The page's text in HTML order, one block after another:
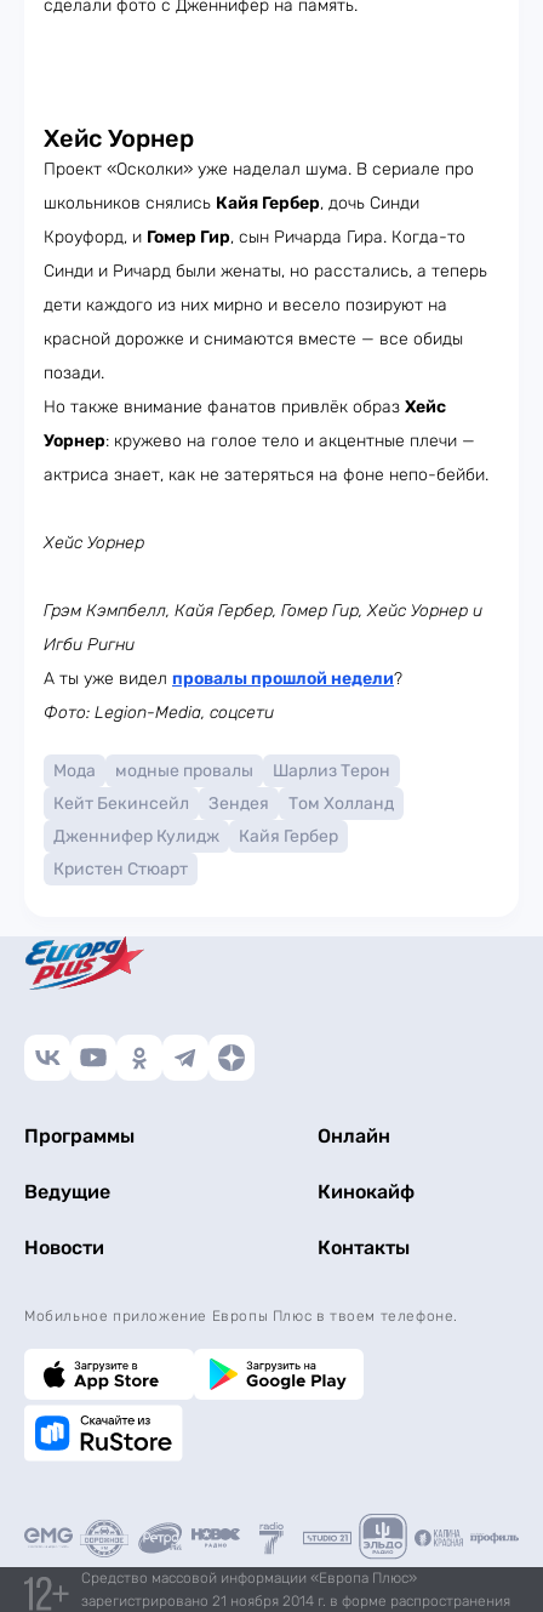
сделали фото с Дженнифер на память.
Хейс Уорнер
Проект «Осколки» уже наделал шума. В сериале про
школьников снялись Кайя Гербер, дочь Синди
Кроуфорд, и Гомер Гир, сын Ричарда Гира. Когда-то
Синди и Ричард были женаты, но расстались, а теперь
дети каждого из них мирно и весело позируют на
красной дорожке и снимаются вместе — все обиды
позади.
Но также внимание фанатов привлёк образ Хейс
Уорнер: кружево на голое тело и акцентные плечи —
актриса знает, как не затеряться на фоне непо-бейби.
Хейс Уорнер
Грэм Кэмпбелл, Кайя Гербер, Гомер Гир, Хейс Уорнер и
Игби Ригни
А ты уже видел провалы прошлой недели?
Фото: Legion-Media, соцсети
Мода модные провалы
Шарлиз Терон
Кейт Бекинсейл
Зендея
Том Холланд
Дженнифер Кулидж
Кайя Гербер
Кристен Стюарт
Программы Онлайн
Ведущие Кинокайф
Новости Контакты
Мобильное приложение Европы Плюс в твоем телефоне.
Средство массовой информации «Европа Плюс»
зарегистрировано 21 ноября 2014 г. в форме распространения